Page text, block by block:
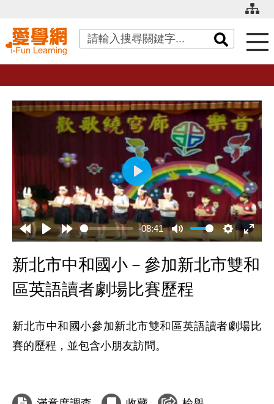
關鍵字搜尋
-08:41
播
放
新北市中和國小－參加新北市雙和
區英語讀者劇場比賽歷程
新北市中和國小參加新北市雙和區英語讀者劇場比
賽的歷程，並包含小朋友訪問。